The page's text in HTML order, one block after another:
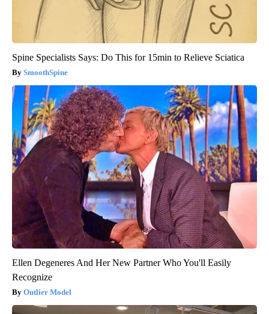
Spine Specialists Says: Do This for 15min to Relieve Sciatica
SmoothSpine
Ellen Degeneres And Her New Partner Who You'll Easily
Recognize
Outlier Model